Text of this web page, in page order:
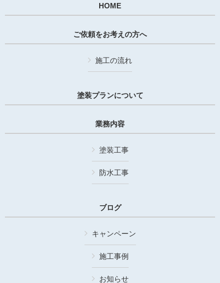
HOME
ご依頼をお考えの方へ
施工の流れ
塗装プランについて
業務内容
塗装工事
防水工事
ブログ
キャンペーン
施工事例
お知らせ